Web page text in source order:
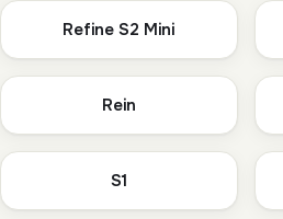
Refine S2 Mini
Rein
S1